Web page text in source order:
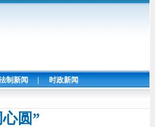
制新闻 | 时政新闻
圆”